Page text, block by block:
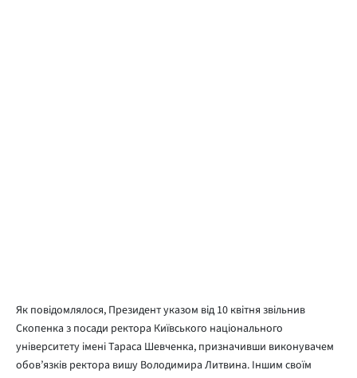
Як повідомлялося, Президент указом від 10 квітня звільнив
Скопенка з посади ректора Київського національного
університету імені Тараса Шевченка, призначивши виконувачем
обов’язків ректора вишу Володимира Литвина. Іншим своїм